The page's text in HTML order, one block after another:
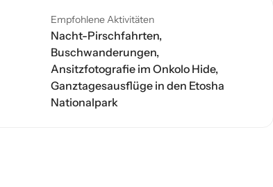
Empfohlene Aktivitäten
Nacht-Pirschfahrten,
Buschwanderungen,
Ansitzfotografie im Onkolo Hide,
Ganztagesausflüge in den Etosha
Nationalpark